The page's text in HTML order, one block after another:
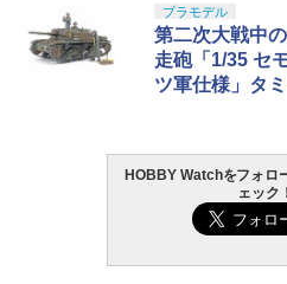
￥1,980
￥2,000
【4枚入り
取付工具付
￥696
￥2,999
タカラトミ
K トランス
NL-07 サ
￥4,440
TAMASHII
ツ ONE
ード頂上
BANDAI
30MS SIS-
分け済みプ
￥4,200
HG 機動戦
ニオンフラ
色分け済み
￥1,800
東京マルイ
ト ガバメン
ハンドガン
￥3,384
東京マルイ
バックマシ
小銃 18歳
￥196,000
LOCTITE(
プレミアム
￥962
GSIクレオ
ミアムトッ
ホビー用仕
￥748
プラモデル
第二次大戦中
走砲「1/35 セ
ツ軍仕様」タ
HOBBY Watchをフォロ
ェック！